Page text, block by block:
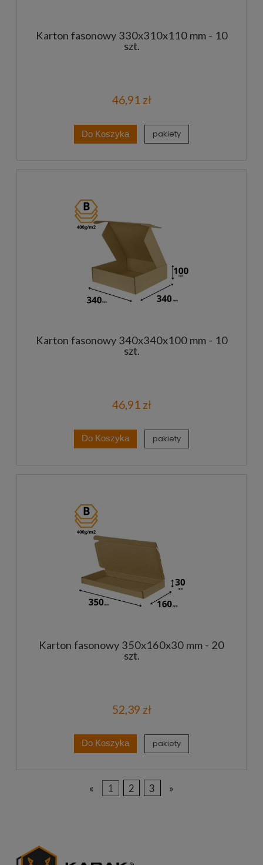
Karton fasonowy 330x310x110 mm - 10
szt.
46,91 zł
Do Koszyka pakiety
Karton fasonowy 340x340x100 mm - 10
szt.
46,91 zł
Do Koszyka pakiety
Karton fasonowy 350x160x30 mm - 20
szt.
52,39 zł
Do Koszyka pakiety
« 1 2 3 »